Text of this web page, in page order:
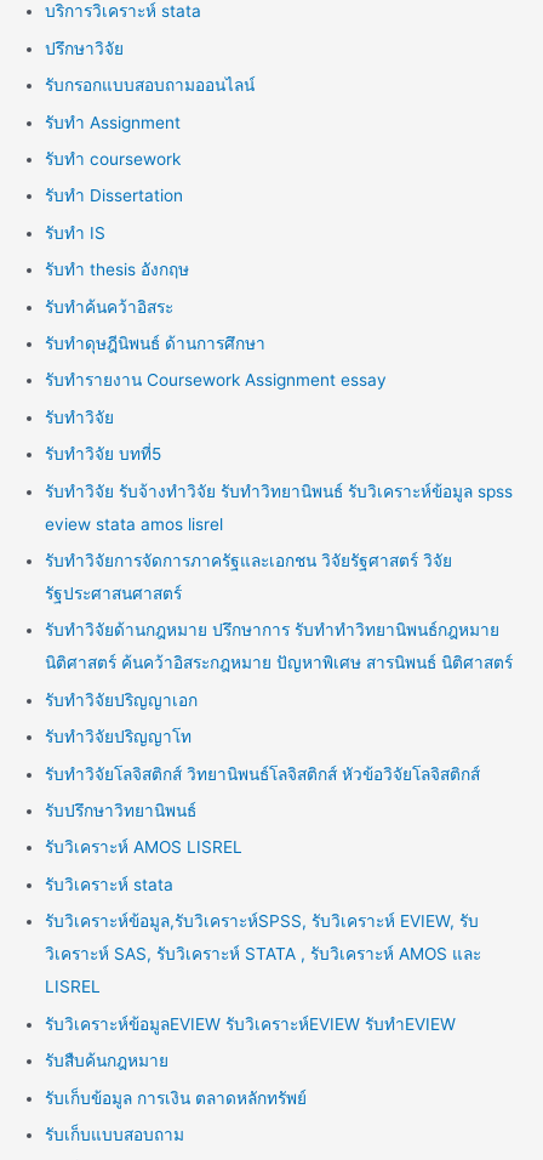
บริการวิเคราะห์ stata
ปรึกษาวิจัย
รับกรอกแบบสอบถามออนไลน์
รับทำ Assignment
รับทำ coursework
รับทำ Dissertation
รับทำ IS
รับทำ thesis อังกฤษ
รับทำค้นคว้าอิสระ
รับทำดุษฎีนิพนธ์ ด้านการศึกษา
รับทำรายงาน Coursework Assignment essay
รับทำวิจัย
รับทำวิจัย บทที่5
รับทำวิจัย รับจ้างทำวิจัย รับทำวิทยานิพนธ์ รับวิเคราะห์ข้อมูล spss
eview stata amos lisrel
รับทำวิจัยการจัดการภาครัฐและเอกชน วิจัยรัฐศาสตร์ วิจัย
รัฐประศาสนศาสตร์
รับทำวิจัยด้านกฎหมาย ปรึกษาการ รับทำทำวิทยานิพนธ์กฎหมาย
นิติศาสตร์ ค้นคว้าอิสระกฎหมาย ปัญหาพิเศษ สารนิพนธ์ นิติศาสตร์
รับทำวิจัยปริญญาเอก
รับทำวิจัยปริญญาโท
รับทำวิจัยโลจิสติกส์ วิทยานิพนธ์โลจิสติกส์ หัวข้อวิจัยโลจิสติกส์
รับปรึกษาวิทยานิพนธ์
รับวิเคราะห์ AMOS LISREL
รับวิเคราะห์ stata
รับวิเคราะห์ข้อมูล,รับวิเคราะห์SPSS, รับวิเคราะห์ EVIEW, รับ
วิเคราะห์ SAS, รับวิเคราะห์ STATA , รับวิเคราะห์ AMOS และ
LISREL
รับวิเคราะห์ข้อมูลEVIEW รับวิเคราะห์EVIEW รับทำEVIEW
รับสืบค้นกฎหมาย
รับเก็บข้อมูล การเงิน ตลาดหลักทรัพย์
รับเก็บแบบสอบถาม